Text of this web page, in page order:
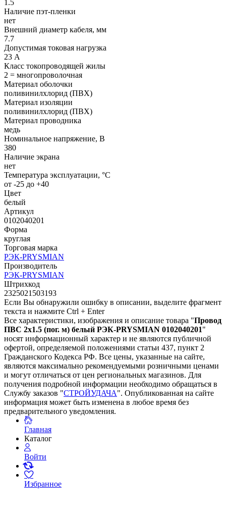
1.5
Наличие пэт-пленки
нет
Внешний диаметр кабеля, мм
7.7
Допустимая токовая нагрузка
23 А
Класс токопроводящей жилы
2 = многопроволочная
Материал оболочки
поливинилхлорид (ПВХ)
Материал изоляции
поливинилхлорид (ПВХ)
Материал проводника
медь
Номинальное напряжение, В
380
Наличие экрана
нет
Температура эксплуатации, °C
от -25 до +40
Цвет
белый
Артикул
0102040201
Форма
круглая
Торговая марка
РЭК-PRYSMIAN
Производитель
РЭК-PRYSMIAN
Штрихкод
2325021503193
Если Вы обнаружили ошибку в описании, выделите фрагмент
текста и нажмите Ctrl + Enter
Все характеристики, изображения и описание товара "Провод
ПВС 2х1.5 (пог. м) белый РЭК-PRYSMIAN 0102040201"
носят информационный характер и не являются публичной
офертой, определяемой положениями статьи 437, пункт 2
Гражданского Кодекса РФ. Все цены, указанные на сайте,
являются максимально рекомендуемыми розничными ценами
и могут отличаться от цен региональных магазинов. Для
получения подробной информации необходимо обращаться в
Службу заказов "СТРОЙУДАЧА". Опубликованная на сайте
информация может быть изменена в любое время без
предварительного уведомления.
Главная
Каталог
Войти
Избранное